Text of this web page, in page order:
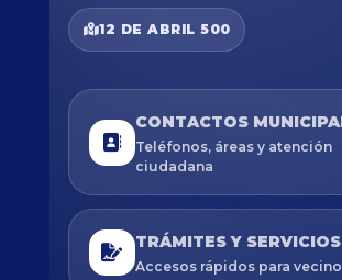
12 DE ABRIL 500
CONTACTOS
Teléfonos, áreas y atención
ciudadana
TRÁMITES Y SERVICIOS
Accesos rápidos para